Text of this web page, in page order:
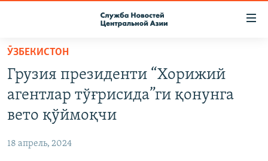
Вернуться
основному
содержанию
главной
навигации
ПОДПИСКА
КОНТАКТЫ
НАСТОЯЩЕЕ ВРЕМЯ
ӮЗБЕКИСТОН
Грузия президенти “Хорижий
агентлар тўғрисида”ги қонунга
вето қўймоқчи
18 апрель, 2024